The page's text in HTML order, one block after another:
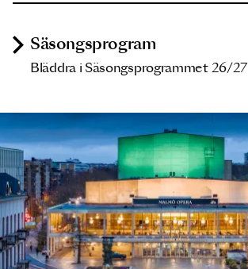
Säsongsprogram
Bläddra i Säsongsprogrammet 26/27